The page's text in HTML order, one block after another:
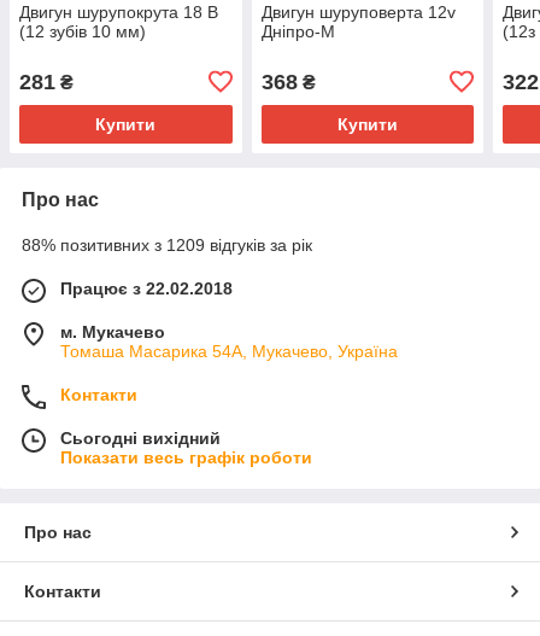
Двигун шурупокрута 18 В
(12 зубів 10 мм)
281 ₴
Купити
Двигун шуруповерта 12v
Дніпро-М
368₴
Купити
322
Про нас
88% позитивних з 1209 відгуків за рік
Працює з 22.02.2018
м. Мукачево
Томаша Масарика 54А, Мукачево, Україна
Контакти
Сьогодні вихідний
Показати весь графік роботи
Про нас
Контакти